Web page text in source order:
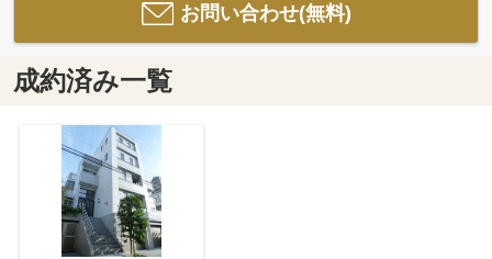
お問い合わせ(無料)
成約済み一覧